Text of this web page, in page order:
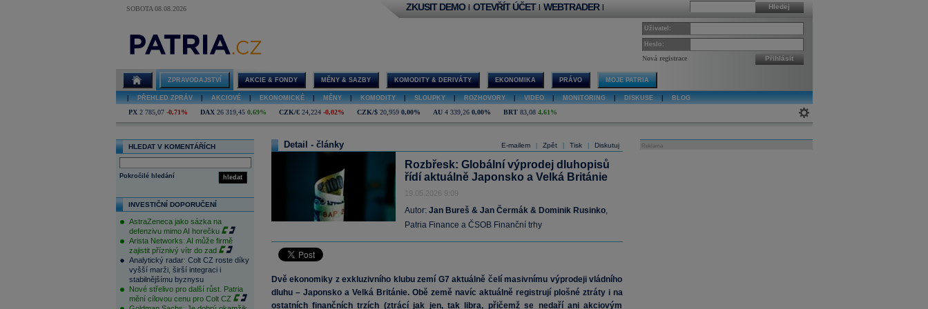
SOBOTA 08.08.2026 Hledej
ZKUSIT DEMO | OTEVŘÍT ÚČET | WEBTRADER |
Uživatel:
Heslo:
Nová registrace Přihlásit
ZPRAVODAJSTVÍ AKCIE & FONDY MĚNY & SAZBY KOMODITY & DERIVÁTY EKONOMIKA PRÁVO MOJE PATRIA
PŘEHLED ZPRÁV AKCIOVÉ EKONOMICKÉ MĚNY KOMODITY SLOUPKY ROZHOVORY VIDEO MONITORING DISKUSE BLOG
PX 2 785,07 -0,71% DAX 26 319,45 0,69% CZK/€ 24,224 -0,02% CZK/$ 20,959 0,00% AU 4 339,26 0,00% BRT 83,08 4,61%
HLEDAT V KOMENTÁŘÍCH
hledat
Pokročilé hledání
INVESTIČNÍ DOPORUČENÍ
AstraZeneca jako sázka na
defenzivu mimo AI horečku
Arista Networks: AI může firmě
zajistit příznivý vítr do zad
Analytický radar: Colt CZ roste díky
vyšší marži, širší integraci i
stabilnějšímu byznysu
Nové střelivo pro další růst. Patria
mění cílovou cenu pro Colt CZ
E-mailem Zpět Tisk Diskutuj
Detail - články
Rozbřesk: Globální výprodej dluhopisů
řídí aktuálně Japonsko a Velká Británie
19.05.2026 9:09
Autor: Jan Bureš & Jan Čermák & Dominik Rusinko,
Patria Finance a ČSOB Finanční trhy
Dvě ekonomiky z exkluzivního klubu zemí G7 aktuálně čelí masivnímu výprodeji vládního
dluhu – Japonsko a Velká Británie. Obě země navíc aktuálně registrují plošné ztráty i na
ostatních finančních trzích (ztrácí jak jen, tak libra, přičemž se nedaří ani akciovým
Reklama